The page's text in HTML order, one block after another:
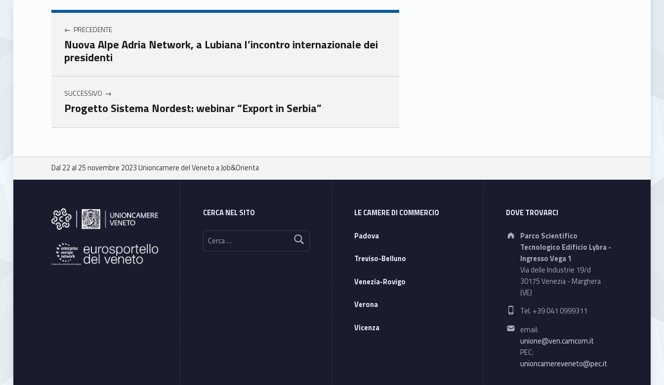
Unio
mer
e
Ven
Unio
e
Unio
e
Unio
e
Navigazione articoli
PRECEDENTE
Nuova Alpe Adria Network, a Lubiana l’incontro internazionale dei
presidenti
SUCCESSIVO
Progetto Sistema Nordest: webinar “Export in Serbia”
Skip back to main navigation
Breadcrumbs navigation
Dal 22 al 25 novembre 2023 Unioncamere del Veneto a Job&Orienta
Footer sidebar
CERCA NEL SITO
Ricerca per:
LE CAMERE DI COMMERCIO
Padova
Treviso-Belluno
Venezia-Rovigo
Verona
Vicenza
DOVE TROVARCI
Address:
Parco Scientifico
Tecnologico Edificio Lybra -
Ingresso Vega 1
Via delle Industrie 19/d
30175 Venezia - Marghera
(VE)
Phone number:
Tel. +39 041 0999311
Email address:
email:
unione@ven.camcom.it
PEC:
unioncamereveneto@pec.it